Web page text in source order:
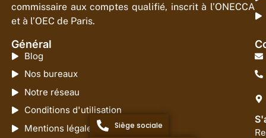
commissaire aux comptes qualifié, inscrit à l’ONECCA
et à l’OEC de Paris.
Général
Blog
Nos bureaux
Notre réseau
Conditions d'utilisation
Mentions légales
Siège sociale